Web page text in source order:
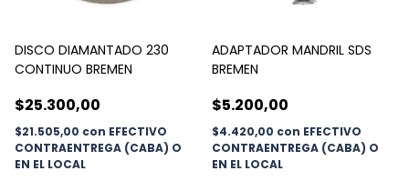
DISCO DIAMANTADO 230
CONTINUO BREMEN
$25.300,00
$21.505,00 con EFECTIVO
CONTRAENTREGA (CABA) O
EN EL LOCAL
ADAPTADOR MANDRIL SDS
BREMEN
$5.200,00
$4.420,00 con EFECTIVO
CONTRAENTREGA (CABA) O
EN EL LOCAL